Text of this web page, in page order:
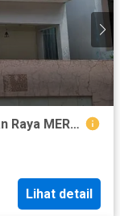
Dijual Kalijudan Taruna Lokasi Dengan Raya MERR Surabaya Timur
Lihat detail